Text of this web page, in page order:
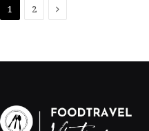
1 2 Next